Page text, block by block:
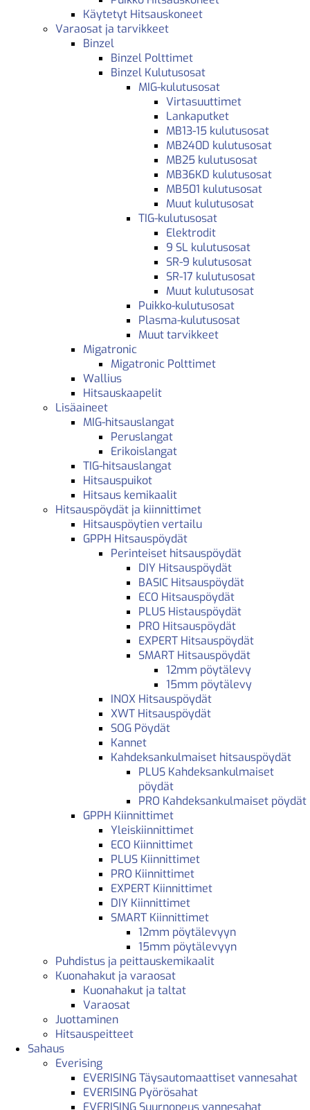
Käytetyt Hitsauskoneet
Varaosat ja tarvikkeet
Binzel
Binzel Polttimet
Binzel Kulutusosat
MIG-kulutusosat
Virtasuuttimet
Lankaputket
MB13-15 kulutusosat
MB240D kulutusosat
MB25 kulutusosat
MB36KD kulutusosat
MB501 kulutusosat
Muut kulutusosat
TIG-kulutusosat
Elektrodit
9 SL kulutusosat
SR-9 kulutusosat
SR-17 kulutusosat
Muut kulutusosat
Puikko-kulutusosat
Plasma-kulutusosat
Muut tarvikkeet
Migatronic
Migatronic Polttimet
Wallius
Hitsauskaapelit
Lisäaineet
MIG-hitsauslangat
Peruslangat
Erikoislangat
TIG-hitsauslangat
Hitsauspuikot
Hitsaus kemikaalit
Hitsauspöydät ja kiinnittimet
Hitsauspöytien vertailu
GPPH Hitsauspöydät
Perinteiset hitsauspöydät
DIY Hitsauspöydät
BASIC Hitsauspöydät
ECO Hitsauspöydät
PLUS Histauspöydät
PRO Hitsauspöydät
EXPERT Hitsauspöydät
SMART Hitsauspöydät
12mm pöytälevy
15mm pöytälevy
INOX Hitsauspöydät
XWT Hitsauspöydät
SOG Pöydät
Kannet
Kahdeksankulmaiset hitsauspöydät
PLUS Kahdeksankulmaiset
pöydät
PRO Kahdeksankulmaiset pöydät
GPPH Kiinnittimet
Yleiskiinnittimet
ECO Kiinnittimet
PLUS Kiinnittimet
PRO Kiinnittimet
EXPERT Kiinnittimet
DIY Kiinnittimet
SMART Kiinnittimet
12mm pöytälevyyn
15mm pöytälevyyn
Puhdistus ja peittauskemikaalit
Kuonahakut ja varaosat
Kuonahakut ja taltat
Varaosat
Juottaminen
Hitsauspeitteet
Sahaus
Everising
EVERISING Täysautomaattiset vannesahat
EVERISING Pyörösahat
EVERISING Suurnopeus vannesahat